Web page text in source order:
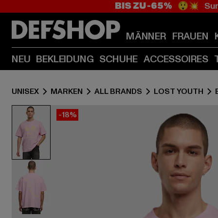
BIS ZU -65% 😲💥
MÄNNER FRAUEN
NEU BEKLEIDUNG SCHUHE ACCESSOIRES
UNISEX MARKEN ALL BRANDS LOST YOUTH
-18%